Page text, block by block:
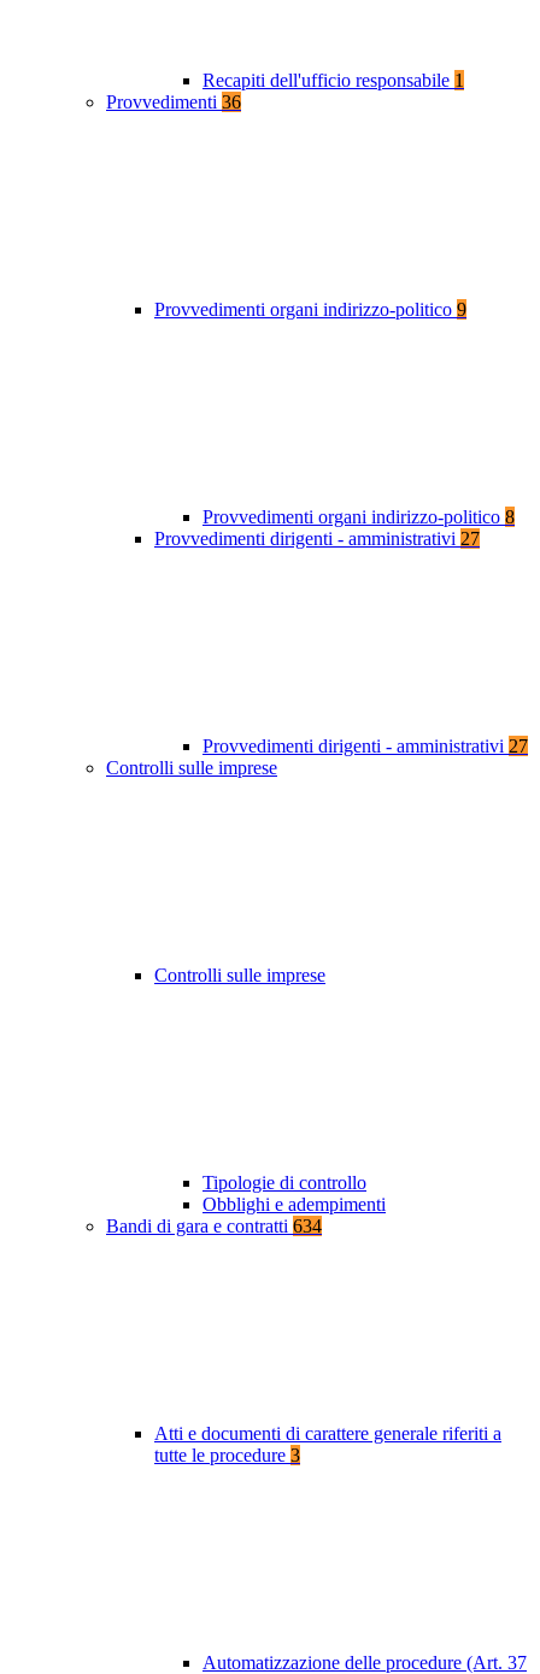
Recapiti dell'ufficio responsabile 1
Provvedimenti 36
Provvedimenti organi indirizzo-politico 9
Provvedimenti organi indirizzo-politico 8
Provvedimenti dirigenti - amministrativi 27
Provvedimenti dirigenti - amministrativi 27
Controlli sulle imprese
Controlli sulle imprese
Tipologie di controllo
Obblighi e adempimenti
Bandi di gara e contratti 634
Atti e documenti di carattere generale riferiti a
tutte le procedure 3
Automatizzazione delle procedure (Art. 37